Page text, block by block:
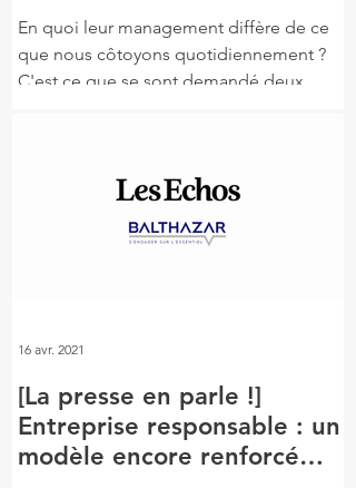
d'innovations managériales
En quoi leur management diffère de ce
que nous côtoyons quotidiennement ?
C'est ce que se sont demandé deux
[La presse en parle !]
Entreprise responsable : un
modèle encore renforcé
16 avr. 2021